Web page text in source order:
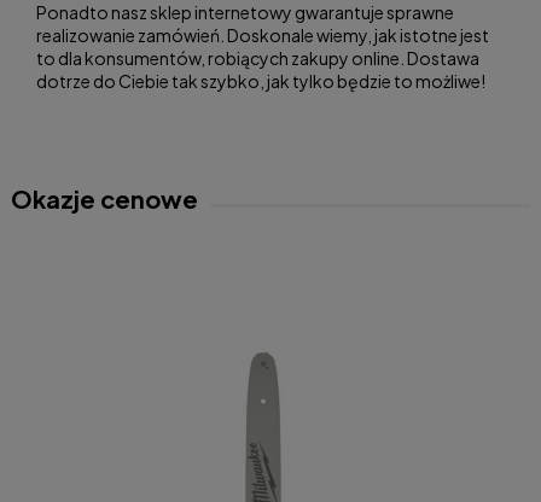
Ponadto nasz sklep internetowy gwarantuje sprawne
realizowanie zamówień. Doskonale wiemy, jak istotne jest
to dla konsumentów, robiących zakupy online. Dostawa
dotrze do Ciebie tak szybko, jak tylko będzie to możliwe!
Okazje cenowe